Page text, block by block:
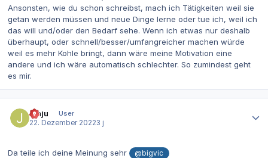
Ansonsten, wie du schon schreibst, mach ich Tätigkeiten weil sie
getan werden müssen und neue Dinge lerne oder tue ich, weil ich
das will und/oder den Bedarf sehe. Wenn ich etwas nur deshalb
überhaupt, oder schnell/besser/umfangreicher machen würde
weil es mehr Kohle bringt, dann wäre meine Motivation eine
andere und ich wäre automatisch schlechter. So zumindest geht
es mir.
Jinju
User
22. Dezember 20223 j
Da teile ich deine Meinung sehr @bigvic